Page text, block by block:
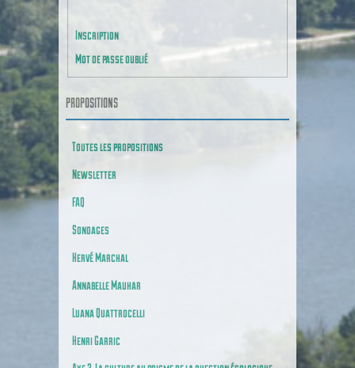
Inscription
Mot de passe oublié
PROPOSITIONS
Toutes les propositions
Newsletter
FAQ
Sondages
Hervé Marchal
Annabelle Mauhar
Luana Quattrocelli
Henri Garric